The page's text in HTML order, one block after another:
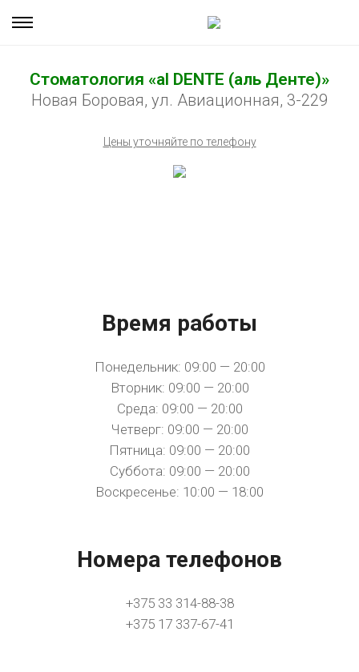
Стоматология «al DENTE (аль Денте)»
Новая Боровая, ул. Авиационная, 3-229
Цены уточняйте по телефону
Время работы
Понедельник: 09:00 — 20:00
Вторник: 09:00 — 20:00
Среда: 09:00 — 20:00
Четверг: 09:00 — 20:00
Пятница: 09:00 — 20:00
Суббота: 09:00 — 20:00
Воскресенье: 10:00 — 18:00
Номера телефонов
+375 33 314-88-38
+375 17 337-67-41